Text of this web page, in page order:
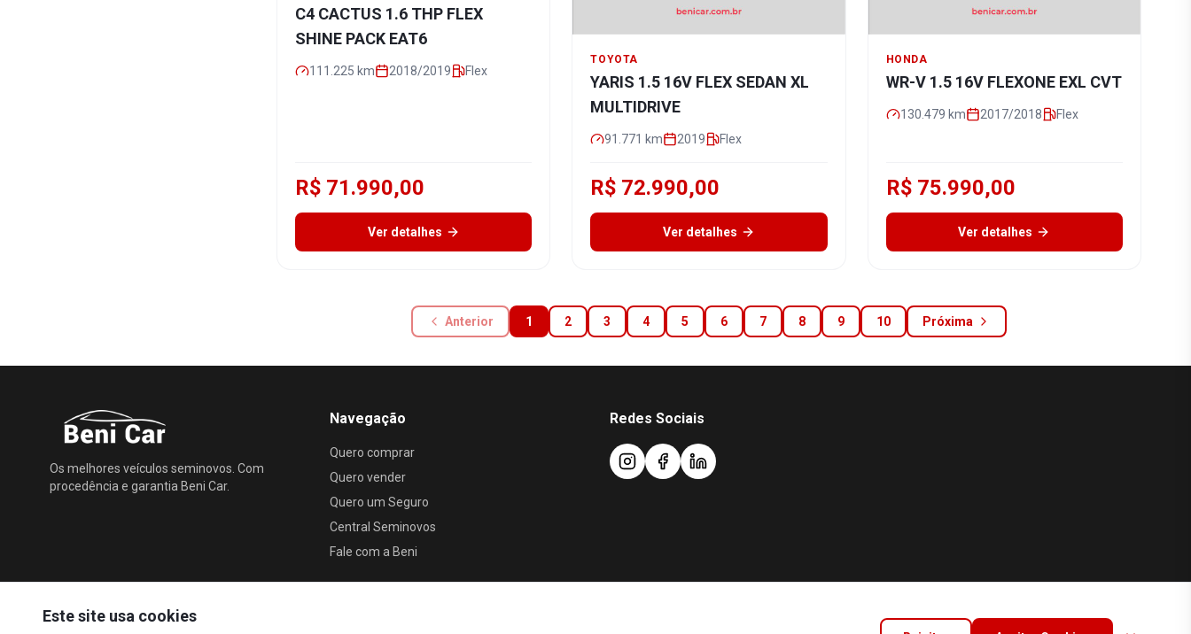
Este site usa cookies
C4 CACTUS 1.6 THP FLEX
SHINE PACK EAT6
111.225 km 2018/2019 Flex
R$ 71.990,00
Ver detalhes
TOYOTA
YARIS 1.5 16V FLEX SEDAN XL
MULTIDRIVE
91.771 km 2019 Flex
R$ 72.990,00
Ver detalhes
HONDA
WR-V 1.5 16V FLEXONE EXL CVT
130.479 km 2017/2018 Flex
R$ 75.990,00
Ver detalhes
Anterior 1 2 3 4 5 6 7 8 9 10 Próxima
Os melhores veículos seminovos. Com
procedência e garantia Beni Car.
Navegação
Quero comprar
Quero vender
Quero um Seguro
Central Seminovos
Fale com a Beni
Redes Sociais